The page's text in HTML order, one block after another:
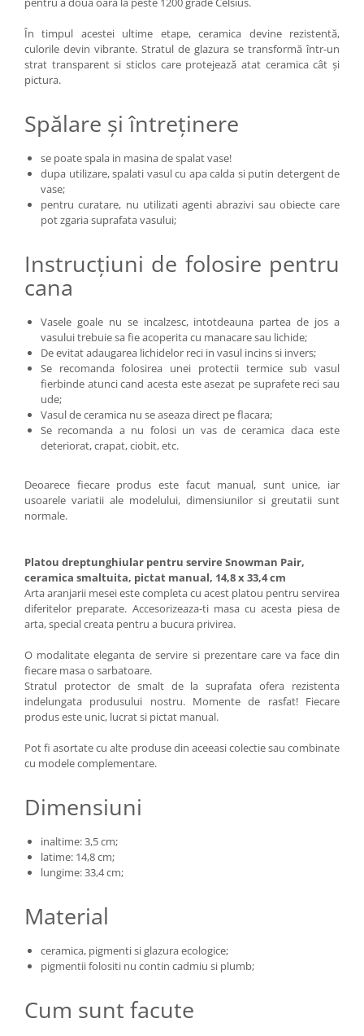
În timpul acestei ultime etape, ceramica devine rezistentă,
culorile devin vibrante. Stratul de glazura se transformă într-un
strat transparent si sticlos care protejează atat ceramica cât și
pictura.
Spălare și întreținere
se poate spala in masina de spalat vase!
dupa utilizare, spalati vasul cu apa calda si putin detergent de
vase;
pentru curatare, nu utilizati agenti abrazivi sau obiecte care
pot zgaria suprafata vasului;
Instrucțiuni de folosire pentru
cana
Vasele goale nu se incalzesc, intotdeauna partea de jos a
vasului trebuie sa fie acoperita cu manacare sau lichide;
De evitat adaugarea lichidelor reci in vasul incins si invers;
Se recomanda folosirea unei protectii termice sub vasul
fierbinde atunci cand acesta este asezat pe suprafete reci sau
ude;
Vasul de ceramica nu se aseaza direct pe flacara;
Se recomanda a nu folosi un vas de ceramica daca este
deteriorat, crapat, ciobit, etc.
Deoarece fiecare produs este facut manual, sunt unice, iar
usoarele variatii ale modelului, dimensiunilor si greutatii sunt
normale.
Platou dreptunghiular pentru servire Snowman Pair,
ceramica smaltuita, pictat manual, 14,8 x 33,4 cm
Arta aranjarii mesei este completa cu acest platou pentru servirea
diferitelor preparate. Accesorizeaza-ti masa cu acesta piesa de
arta, special creata pentru a bucura privirea.
O modalitate eleganta de servire si prezentare care va face din
fiecare masa o sarbatoare.
Stratul protector de smalt de la suprafata ofera rezistenta
indelungata produsului nostru. Momente de rasfat! Fiecare
produs este unic, lucrat si pictat manual.
Pot fi asortate cu alte produse din aceeasi colectie sau combinate
cu modele complementare.
Dimensiuni
inaltime: 3,5 cm;
latime: 14,8 cm;
lungime: 33,4 cm;
Material
ceramica, pigmenti si glazura ecologice;
pigmentii folositi nu contin cadmiu si plumb;
Cum sunt facute